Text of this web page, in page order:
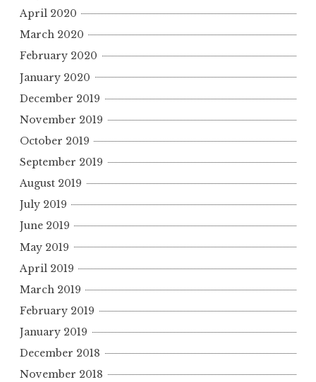
April 2020
March 2020
February 2020
January 2020
December 2019
November 2019
October 2019
September 2019
August 2019
July 2019
June 2019
May 2019
April 2019
March 2019
February 2019
January 2019
December 2018
November 2018